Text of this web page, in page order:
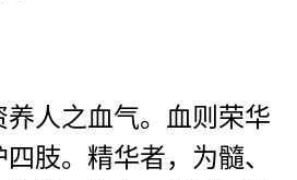
人之血气。血则荣华
肢。精华者，为髓、